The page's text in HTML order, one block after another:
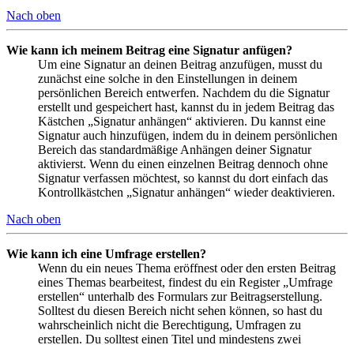
Nach oben
Wie kann ich meinem Beitrag eine Signatur anfügen?
Um eine Signatur an deinen Beitrag anzufügen, musst du
zunächst eine solche in den Einstellungen in deinem
persönlichen Bereich entwerfen. Nachdem du die Signatur
erstellt und gespeichert hast, kannst du in jedem Beitrag das
Kästchen „Signatur anhängen“ aktivieren. Du kannst eine
Signatur auch hinzufügen, indem du in deinem persönlichen
Bereich das standardmäßige Anhängen deiner Signatur
aktivierst. Wenn du einen einzelnen Beitrag dennoch ohne
Signatur verfassen möchtest, so kannst du dort einfach das
Kontrollkästchen „Signatur anhängen“ wieder deaktivieren.
Nach oben
Wie kann ich eine Umfrage erstellen?
Wenn du ein neues Thema eröffnest oder den ersten Beitrag
eines Themas bearbeitest, findest du ein Register „Umfrage
erstellen“ unterhalb des Formulars zur Beitragserstellung.
Solltest du diesen Bereich nicht sehen können, so hast du
wahrscheinlich nicht die Berechtigung, Umfragen zu
erstellen. Du solltest einen Titel und mindestens zwei